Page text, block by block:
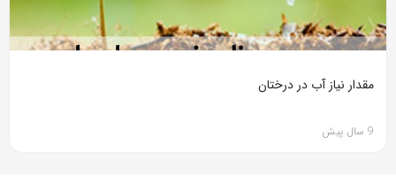
مقدار نیاز آب در درختان
9 سال پیش